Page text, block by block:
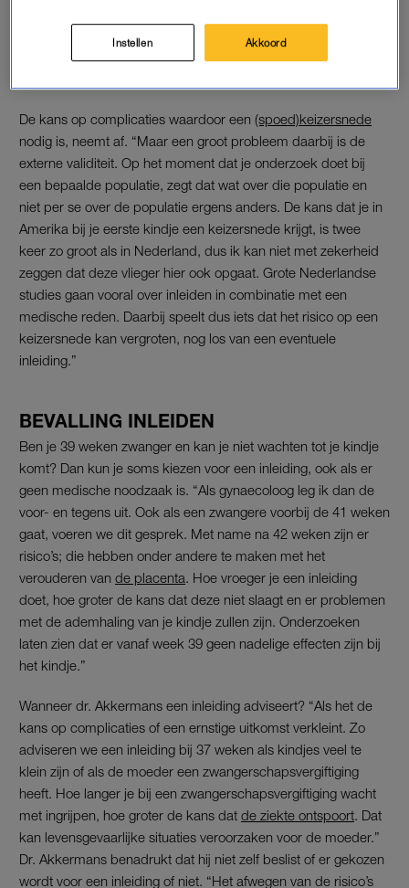
Daaruit blijkt dat vrouwen met een laag risicozwangerschap
die rond 39 weken zijn ingeleid een lager risico op een
De kans op complicaties waardoor een (spoed)keizersnede
nodig is, neemt af. “Maar een groot probleem daarbij is de
externe validiteit. Op het moment dat je onderzoek doet bij
een bepaalde populatie, zegt dat wat over die populatie en
niet per se over de populatie ergens anders. De kans dat je in
Amerika bij je eerste kindje een keizersnede krijgt, is twee
keer zo groot als in Nederland, dus ik kan niet met zekerheid
zeggen dat deze vlieger hier ook opgaat. Grote Nederlandse
studies gaan vooral over inleiden in combinatie met een
medische reden. Daarbij speelt dus iets dat het risico op een
keizersnede kan vergroten, nog los van een eventuele
inleiding.”
BEVALLING INLEIDEN
Ben je 39 weken zwanger en kan je niet wachten tot je kindje
komt? Dan kun je soms kiezen voor een inleiding, ook als er
geen medische noodzaak is. “Als gynaecoloog leg ik dan de
voor- en tegens uit. Ook als een zwangere voorbij de 41 weken
gaat, voeren we dit gesprek. Met name na 42 weken zijn er
risico’s; die hebben onder andere te maken met het
verouderen van de placenta . Hoe vroeger je een inleiding
doet, hoe groter de kans dat deze niet slaagt en er problemen
met de ademhaling van je kindje zullen zijn. Onderzoeken
laten zien dat er vanaf week 39 geen nadelige effecten zijn bij
het kindje.”
Wanneer dr. Akkermans een inleiding adviseert? “Als het de
kans op complicaties of een ernstige uitkomst verkleint. Zo
adviseren we een inleiding bij 37 weken als kindjes veel te
klein zijn of als de moeder een zwangerschapsvergiftiging
heeft. Hoe langer je bij een zwangerschapsvergiftiging wacht
met ingrijpen, hoe groter de kans dat de ziekte ontspoort . Dat
kan levensgevaarlijke situaties veroorzaken voor de moeder.”
Dr. Akkermans benadrukt dat hij niet zelf beslist of er gekozen
wordt voor een inleiding of niet. “Het afwegen van de risico’s
Instellen Akkoord